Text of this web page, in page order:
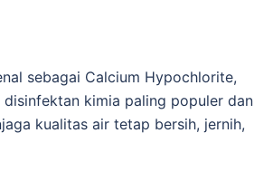
sebagai Calcium Hypochlorite,
disinfektan kimia paling populer dan
kualitas air tetap bersih, jernih,